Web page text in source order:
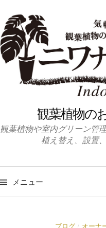
ン
テ
ン
ツ
プ
観葉植物の
観葉植物や室内グリーン管
植え替え、設置
メニュー
ブログ / オーナ